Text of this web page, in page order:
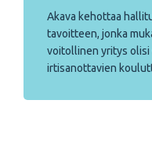
Akava kehottaa
tavoitteen, jonka
voitollinen yritys
irtisanottavien